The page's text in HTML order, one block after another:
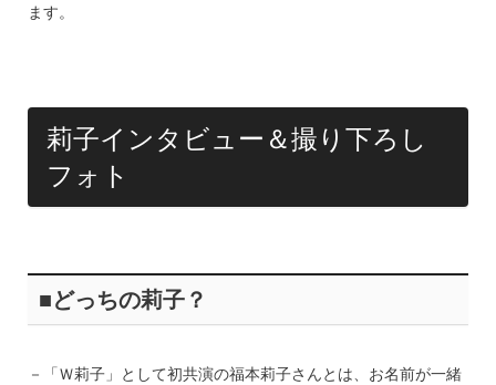
ます。
莉子インタビュー＆撮り下ろし
フォト
■どっちの莉子？
－「Ｗ莉子」として初共演の福本莉子さんとは、お名前が一緒